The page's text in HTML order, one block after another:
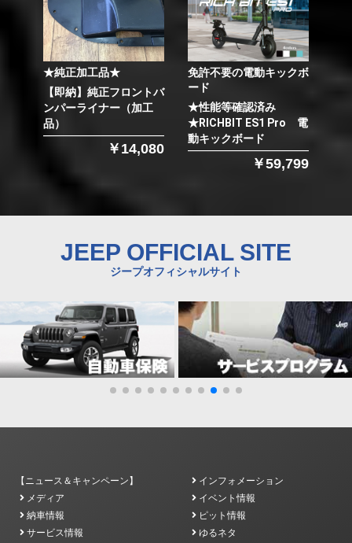
★純正加工品★
【即納】純正フロントバ
ンパーライナー（加工
品）
￥14,080
免許不要の電動キックボ
ード
★性能等確認済み
★RICHBIT ES1 Pro 電
動キックボード
￥59,799
JEEP OFFICIAL SITE
ジープオフィシャルサイト
【ニュース＆キャンペーン】
インフォメーション
メディア
イベント情報
納車情報
ピット情報
サービス情報
ゆるネタ